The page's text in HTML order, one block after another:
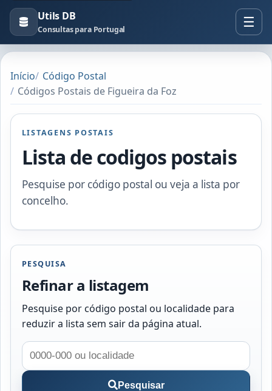
Utils DB
Consultas para Portugal
Início
Código Postal
Códigos Postais de Figueira da Foz
LISTAGENS POSTAIS
Lista de codigos postais
Pesquise por código postal ou veja a lista por
concelho.
PESQUISA
Refinar a listagem
Pesquise por código postal ou localidade para
reduzir a lista sem sair da página atual.
Pesquisar